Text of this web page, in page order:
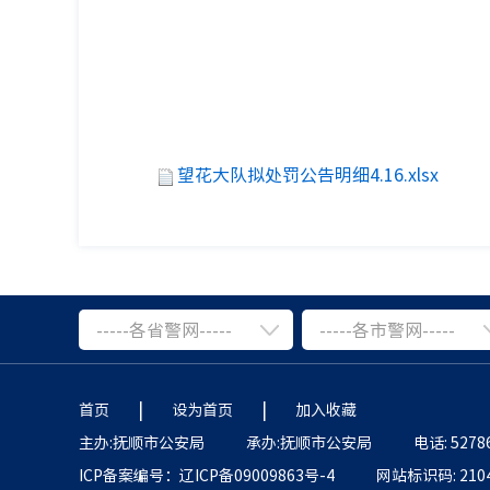
望花大队拟处罚公告明细4.16.xlsx
-----各省警网----- -----各市警网-----
首页 | 设为首页 |
加入收藏
主办:抚顺市公安局
承办:抚顺市公安局
电话:
ICP备案编号：辽ICP备09009863号-4
网站标识码: